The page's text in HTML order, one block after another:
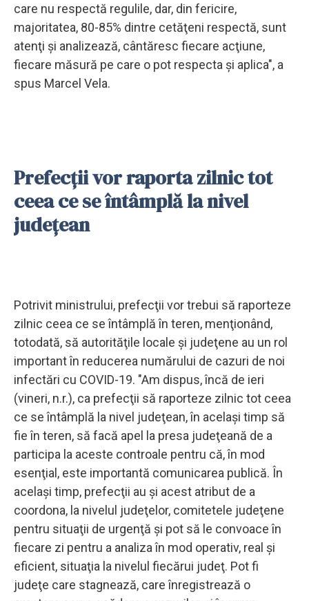
care nu respectă regulile, dar, din fericire,
majoritatea, 80-85% dintre cetăţeni respectă, sunt
atenţi şi analizează, cântăresc fiecare acţiune,
fiecare măsură pe care o pot respecta şi aplica", a
spus Marcel Vela.
Prefecţii vor raporta zilnic tot
ceea ce se întâmplă la nivel
judeţean
Potrivit ministrului, prefecţii vor trebui să raporteze
zilnic ceea ce se întâmplă în teren, menţionând,
totodată, să autorităţile locale şi judeţene au un rol
important în reducerea numărului de cazuri de noi
infectări cu COVID-19. "Am dispus, încă de ieri
(vineri, n.r.), ca prefecţii să raporteze zilnic tot ceea
ce se întâmplă la nivel judeţean, în acelaşi timp să
fie în teren, să facă apel la presa judeţeană de a
participa la aceste controale pentru că, în mod
esenţial, este importantă comunicarea publică. În
acelaşi timp, prefecţii au şi acest atribut de a
coordona, la nivelul judeţelor, comitetele judeţene
pentru situaţii de urgenţă şi pot să le convoace în
fiecare zi pentru a analiza în mod operativ, real şi
eficient, situaţia la nivelul fiecărui judeţ. Pot fi
judeţe care stagnează, care înregistrează o